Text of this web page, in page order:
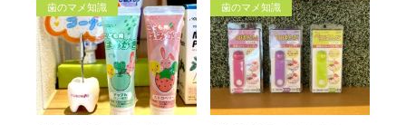
歯のマメ知識 歯のマメ知識